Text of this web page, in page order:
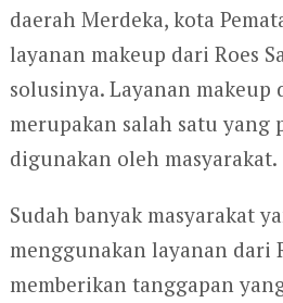
daerah Merdeka, kota
layanan makeup dari Roes
solusinya. Layanan makeup
merupakan salah satu yang
digunakan oleh masyarakat.
Sudah banyak masyarakat
menggunakan layanan dari
memberikan tanggapan